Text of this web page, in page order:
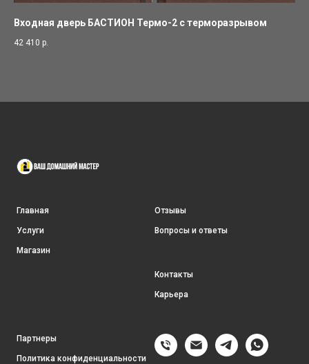
Входная дверь БАСТИОН Термо-2 с терморазрывом
42 410 р.
Главная
Услуги
Магазин
Отзывы
Вопросы и ответы
Контакты
Карьера
Партнеры
Политика конфиденциальности